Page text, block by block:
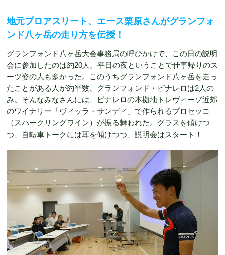
地元プロアスリート、エース栗原さんがグランフォ
ンド八ヶ岳の走り方を伝授！
グランフォンド八ヶ岳大会事務局の呼びかけで、この日の説明
会に参加したのは約20人。平日の夜ということで仕事帰りのス
ーツ姿の人も多かった。このうちグランフォンド八ヶ岳を走っ
たことがある人が約半数、グランフォンド・ピナレロは2人の
み。そんなみなさんには、ピナレロの本拠地トレヴィーゾ近郊
のワイナリー「ヴィッラ・サンディ」で作られるプロセッコ
（スパークリングワイン）が振る舞われた。グラスを傾けつ
つ、自転車トークには耳を傾けつつ、説明会はスタート！